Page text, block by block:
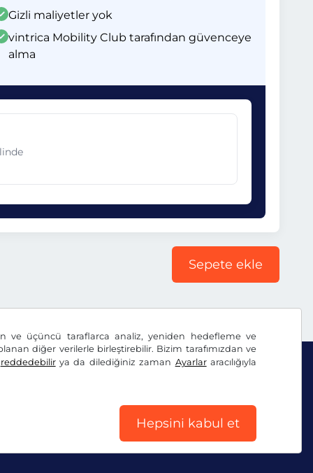
ve üçüncü taraflarca analiz, yeniden hedefleme ve
diğer verilerle birleştirebilir. Bizim tarafımızdan ve
reddedebilirya da dilediğiniz zaman Ayarlararacılığıyla
Hepsini kabul et
Gizli maliyetler yok
vintrica Mobility Club tarafından güvenceye
alma
Sepete ekle